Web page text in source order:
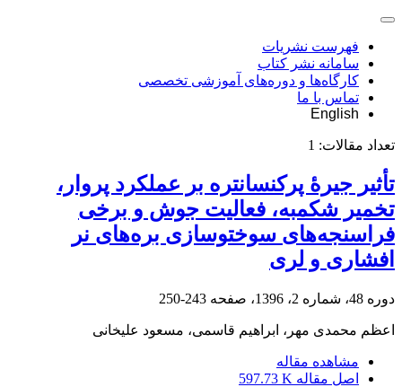
فهرست نشریات
سامانه نشر کتاب
کارگاه‌ها و دوره‌های آموزشی تخصصی
تماس با ما
English
تعداد مقالات: 1
تأثیر جیرۀ پرکنسانتره بر عملکرد پروار،
تخمیر شکمبه، فعالیت جوش و برخی
فراسنجه‌های سوختوسازی بره‌های نر
افشاری و لری
دوره 48، شماره 2، 1396، صفحه 243-250
اعظم محمدی مهر، ابراهیم قاسمی، مسعود علیخانی
مشاهده مقاله
اصل مقاله 597.73 K